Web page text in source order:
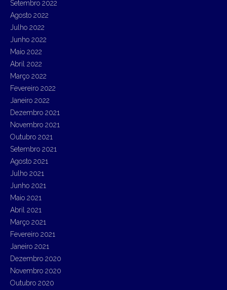
Setembro 2022
Agosto 2022
Julho 2022
Junho 2022
Maio 2022
Abril 2022
Março 2022
Fevereiro 2022
Janeiro 2022
Dezembro 2021
Novembro 2021
Outubro 2021
Setembro 2021
Agosto 2021
Julho 2021
Junho 2021
Maio 2021
Abril 2021
Março 2021
Fevereiro 2021
Janeiro 2021
Dezembro 2020
Novembro 2020
Outubro 2020